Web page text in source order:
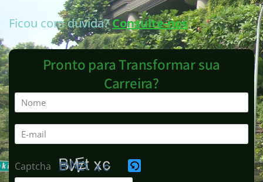
Ficou com dúvida?Consulte-nos
Pronto para Transformar sua
Carreira?
Captcha